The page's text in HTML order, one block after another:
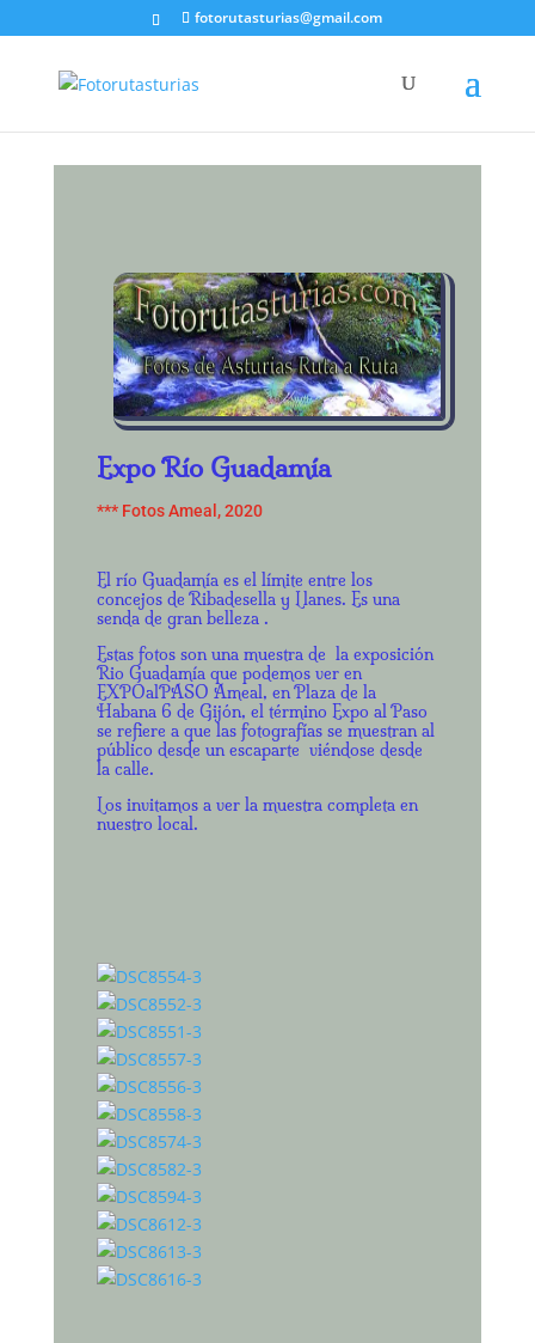
fotorutasturias@gmail.com
Expo Río Guadamía
*** Fotos Ameal, 2020
El río Guadamía es el límite entre los
concejos de Ribadesella y Llanes. Es una
senda de gran belleza .
Estas fotos son una muestra de la exposición
Rio Guadamía que podemos ver en
EXPOalPASO Ameal, en Plaza de la
Habana 6 de Gijón, el término Expo al Paso
se refiere a que las fotografías se muestran al
público desde un escaparte viéndose desde
la calle.
Los invitamos a ver la muestra completa en
nuestro local.